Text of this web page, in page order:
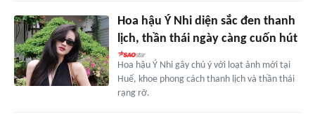
Hoa hậu Ý Nhi diện sắc đen thanh
lịch, thần thái ngày càng cuốn hút
Hoa hậu Ý Nhi gây chú ý với loạt ảnh mới tại
Huế, khoe phong cách thanh lịch và thần thái
rạng rỡ.